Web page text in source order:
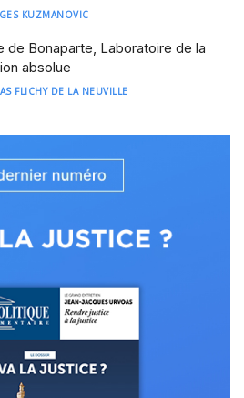
KUZMANOVIC
de Bonaparte, Laboratoire de la
absolue
FLICHY DE LA NEUVILLE